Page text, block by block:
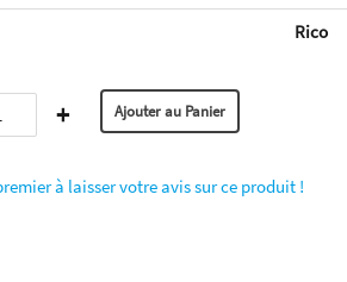
Rico
+
à laisser votre avis sur ce produit !